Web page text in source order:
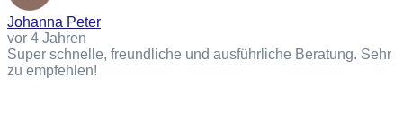
Johanna Peter
vor 4 Jahren
Super schnelle, freundliche und ausführliche Beratung. Sehr
zu empfehlen!